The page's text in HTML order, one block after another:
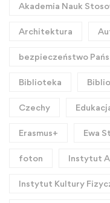
Akademia Nauk
Architektura
bezpieczeństwo
Biblioteka
Czechy
Erasmus+ Ewa
foton Instytut
Instytut Kultury